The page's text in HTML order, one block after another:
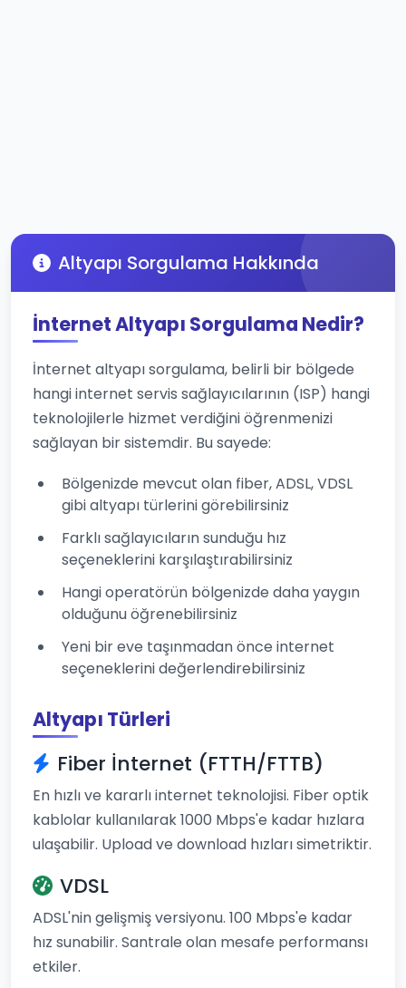
Altyapı Sorgulama Hakkında
İnternet Altyapı Sorgulama Nedir?
İnternet altyapı sorgulama, belirli bir bölgede
hangi internet servis sağlayıcılarının (ISP) hangi
teknolojilerle hizmet verdiğini öğrenmenizi
sağlayan bir sistemdir. Bu sayede:
Bölgenizde mevcut olan fiber, ADSL, VDSL
gibi altyapı türlerini görebilirsiniz
Farklı sağlayıcıların sunduğu hız
seçeneklerini karşılaştırabilirsiniz
Hangi operatörün bölgenizde daha yaygın
olduğunu öğrenebilirsiniz
Yeni bir eve taşınmadan önce internet
seçeneklerini değerlendirebilirsiniz
Altyapı Türleri
Fiber İnternet (FTTH/FTTB)
En hızlı ve kararlı internet teknolojisi. Fiber optik
kablolar kullanılarak 1000 Mbps'e kadar hızlara
ulaşabilir. Upload ve download hızları simetriktir.
VDSL
ADSL'nin gelişmiş versiyonu. 100 Mbps'e kadar
hız sunabilir. Santrale olan mesafe performansı
etkiler.